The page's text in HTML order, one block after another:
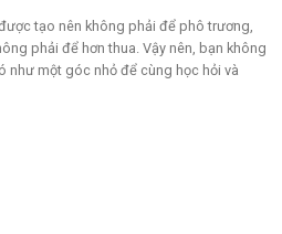
tạo nên không phải để phô trương,
phải để hơn thua. Vậy nên, bạn không
như một góc nhỏ để cùng học hỏi và